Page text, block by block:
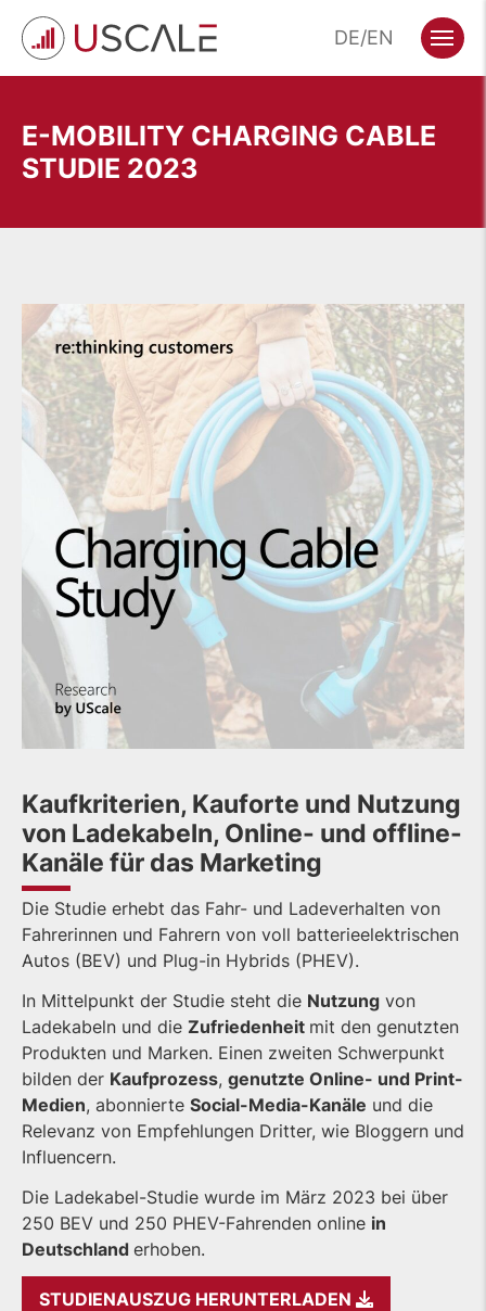
Hauptinhalt
wechseln
DE EN Menü
E-MOBILITY CHARGING CABLE
STUDIE 2023
Kaufkriterien, Kauforte und Nutzung
von Ladekabeln, Online- und offline-
Kanäle für das Marketing
Die Studie erhebt das Fahr- und Ladeverhalten von
Fahrerinnen und Fahrern von voll batterieelektrischen
Autos (BEV) und Plug-in Hybrids (PHEV).
In Mittelpunkt der Studie steht die Nutzung von
Ladekabeln und die Zufriedenheit mit den genutzten
Produkten und Marken. Einen zweiten Schwerpunkt
bilden der Kaufprozess, genutzte Online- und Print-
Medien, abonnierte Social-Media-Kanäle und die
Relevanz von Empfehlungen Dritter, wie Bloggern und
Influencern.
Die Ladekabel-Studie wurde im März 2023 bei über
250 BEV und 250 PHEV-Fahrenden online in
Deutschland erhoben.
STUDIENAUSZUG HERUNTERLADEN